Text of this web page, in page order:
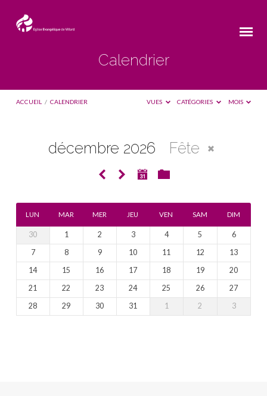
Calendrier
ACCUEIL / CALENDRIER VUES CATÉGORIES MOIS
décembre 2026 Fête
LUN MAR MER JEU VEN SAM DIM
30 1 2 3 4 5
6
7
8 9 10 11 12
13
14
15 16 17 18 19
20
21
22 23 24 25 26
27
28
29 30 31 1 2 3